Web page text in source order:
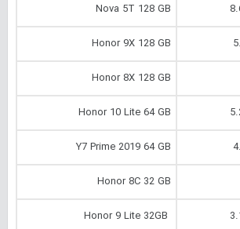
Nova 5T 128 GB
Honor 9X 128 GB
Honor 8X 128 GB
Honor 10 Lite 64 GB
Y7 Prime 2019 64 GB
Honor 8C 32 GB